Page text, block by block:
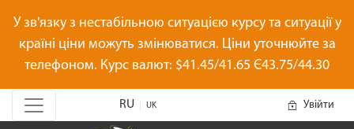
У зв'язку з нестабільною ситуацією курсу та ситуації у
країні ціни можуть змінюватися. Ціни уточнюйте за
телефоном. Курс валют: $41.45/41.65 Є43.75/44.30
RU UK Увійти